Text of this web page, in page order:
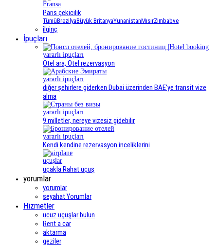
Fransa
Paris çekicilik
TümüBrezilyaBüyük BritanyaYunanistanMısırZimbabve
ilginç
İpuçları
yararlı ipuçları
Otel ara, Otel rezervasyon
yararlı ipuçları
diğer şehirlere giderken Dubai üzerinden BAE'ye transit vize
alma
yararlı ipuçları
9 milletler, nereye vizesiz gidebilir
yararlı ipuçları
Kendi kendine rezervasyon inceliklerini
uçuşlar
uçakla Rahat uçuş
yorumlar
yorumlar
seyahat Yorumlar
Hizmetler
ucuz uçuşlar bulun
Rent a car
aktarma
geziler